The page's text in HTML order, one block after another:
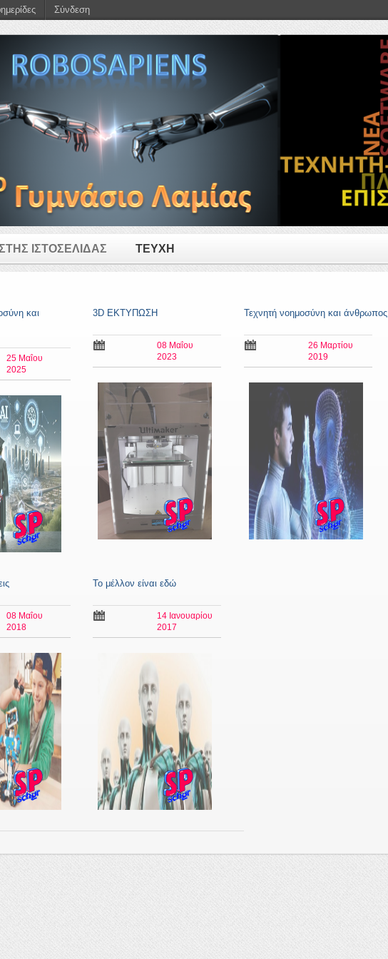
ΙΣΤΟΣΕΛΙΔΑΣ ΤΕΥΧΗ
και
25 Μαΐου
2025
3D ΕΚΤΥΠΩΣΗ
08 Μαΐου
2023
Τεχνητή νοημοσύνη και άνθρωπος
26 Μαρτίου
2019
08 Μαΐου
2018
Το μέλλον είναι εδώ
14 Ιανουαρίου
2017
Σύνδεση